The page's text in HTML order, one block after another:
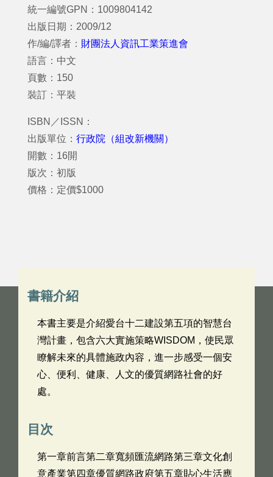
統一編號GPN：1009804142
出版日期：2009/12
作/編/譯者： 財團法人資訊工業策進會
語言：中文
頁數：150
裝訂：平裝
ISBN／ISSN：
出版單位： 行政院（組改新機關）
開數：16開
版次：初版
價格：定價$1000
書籍介紹
本書主要是介紹愛台十二建設第五項的智慧台
灣計畫，包含六大實施策略WISDOM，使民眾
瞭解未來的具體施政內容，進一步感受一個安
心、便利、健康、人文的優質網路社會的好
處。
目次
第一章前言第二章寬頻匯流網路第三章文化創
意產業第四章優質網路政府第五章貼心生活應